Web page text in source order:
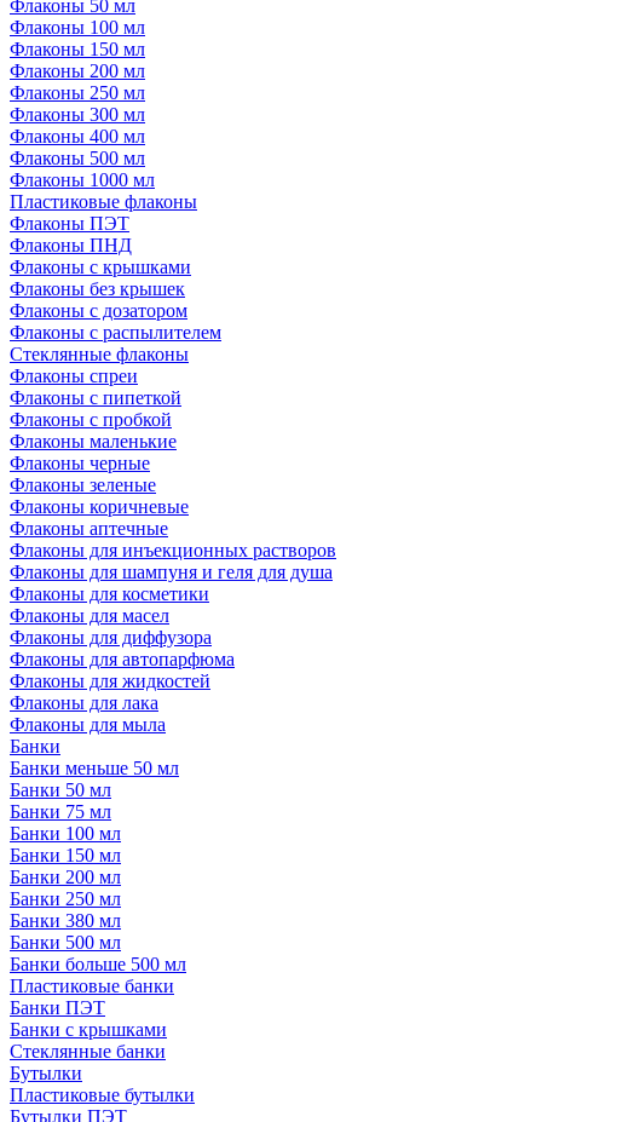
Флаконы 50 мл
Флаконы 100 мл
Флаконы 150 мл
Флаконы 200 мл
Флаконы 250 мл
Флаконы 300 мл
Флаконы 400 мл
Флаконы 500 мл
Флаконы 1000 мл
Пластиковые флаконы
Флаконы ПЭТ
Флаконы ПНД
Флаконы с крышками
Флаконы без крышек
Флаконы с дозатором
Флаконы с распылителем
Стеклянные флаконы
Флаконы cпреи
Флаконы с пипеткой
Флаконы с пробкой
Флаконы маленькие
Флаконы черные
Флаконы зеленые
Флаконы коричневые
Флаконы аптечные
Флаконы для инъекционных растворов
Флаконы для шампуня и геля для душа
Флаконы для косметики
Флаконы для масел
Флаконы для диффузора
Флаконы для автопарфюма
Флаконы для жидкостей
Флаконы для лака
Флаконы для мыла
Банки
Банки меньше 50 мл
Банки 50 мл
Банки 75 мл
Банки 100 мл
Банки 150 мл
Банки 200 мл
Банки 250 мл
Банки 380 мл
Банки 500 мл
Банки больше 500 мл
Пластиковые банки
Банки ПЭТ
Банки с крышками
Стеклянные банки
Бутылки
Пластиковые бутылки
Бутылки ПЭТ